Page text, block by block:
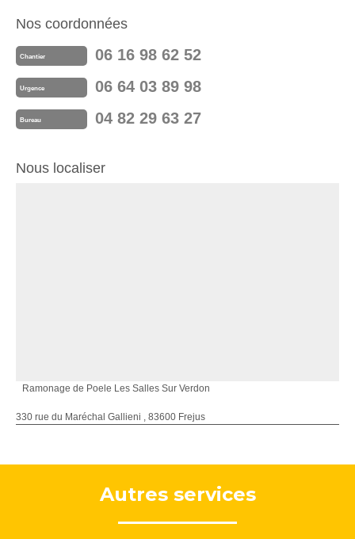
Nos coordonnées
Chantier 06 16 98 62 52
Urgence 06 64 03 89 98
Bureau 04 82 29 63 27
Nous localiser
Ramonage de Poele Les Salles Sur Verdon
330 rue du Maréchal Gallieni , 83600 Frejus
Autres services